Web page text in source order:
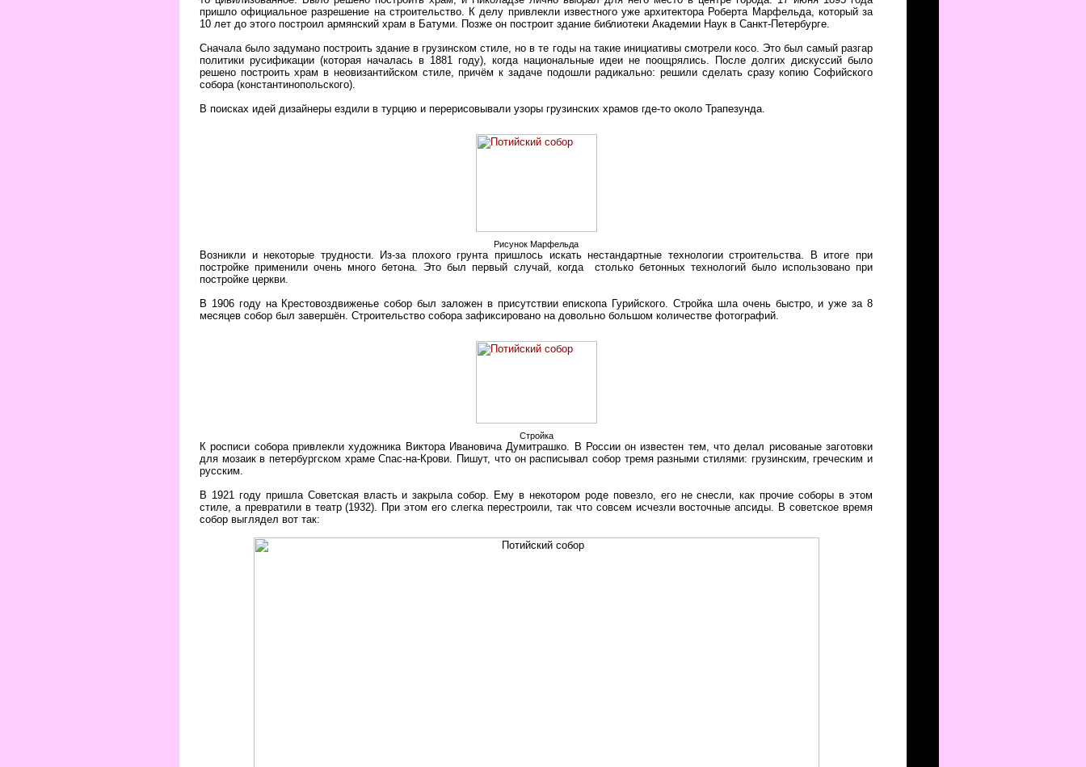
пришло официальное разрешение на строительство. К делу привлекли известного уже архитектора Роберта Марфельда, который за
10 лет до этого построил армянский храм в Батуми. Позже он построит здание библиотеки Академии Наук в Санкт-Петербурге.
Сначала было задумано построить здание в грузинском стиле, но в те годы на такие инициативы смотрели косо. Это был самый разгар
политики русификации (которая началась в 1881 году), когда национальные идеи не поощрялись. После долгих дискуссий было
решено построить храм в неовизантийском стиле, причём к задаче подошли радикально: решили сделать сразу копию Софийского
собора (константинопольского).
В поисках идей дизайнеры ездили в турцию и перерисовывали узоры грузинских храмов где-то около Трапезунда.
Рисунок Марфельда
Возникли и некоторые трудности. Из-за плохого грунта пришлось искать нестандартные технологии строительства. В итоге при
постройке применили очень много бетона. Это был первый случай, когда столько бетонных технологий было использовано при
постройке церкви.
В 1906 году на Крестовоздвиженье собор был заложен в присутствии епископа Гурийского. Стройка шла очень быстро, и уже за 8
месяцев собор был завершён. Строительство собора зафиксировано на довольно большом количестве фотографий.
Стройка
К росписи собора привлекли художника Виктора Ивановича Думитрашко. В России он известен тем, что делал рисованые заготовки
для мозаик в петербургском храме Спас-на-Крови. Пишут, что он расписывал собор тремя разными стилями: грузинским, греческим и
русским.
В 1921 году пришла Советская власть и закрыла собор. Ему в некотором роде повезло, его не снесли, как прочие соборы в этом
стиле, а превратили в театр (1932). При этом его слегка перестроили, так что совсем исчезли восточные апсиды. В советское время
собор выглядел вот так: